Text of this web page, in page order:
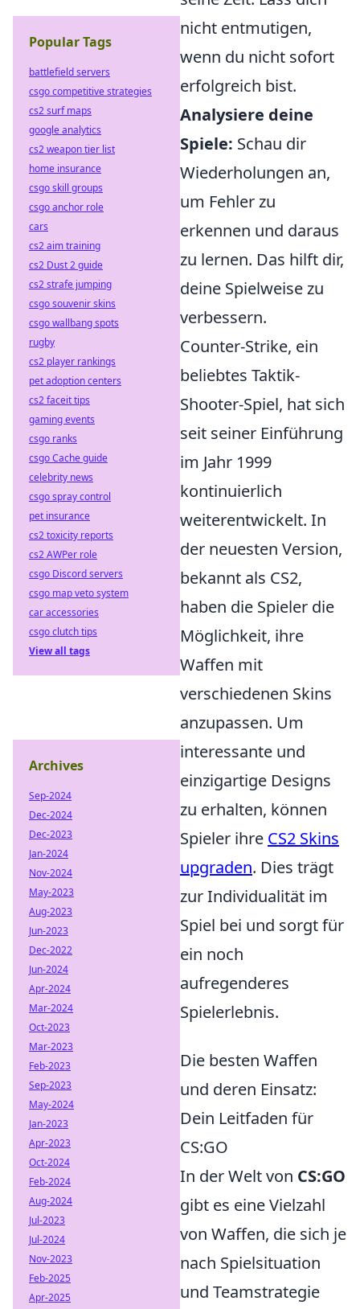
nicht entmutigen,
wenn du nicht sofort
erfolgreich bist.
Analysiere deine
Spiele: Schau dir
Wiederholungen an,
um Fehler zu
erkennen und daraus
zu lernen. Das hilft dir,
deine Spielweise zu
verbessern.
Counter-Strike, ein
beliebtes Taktik-
Shooter-Spiel, hat sich
seit seiner Einführung
im Jahr 1999
kontinuierlich
weiterentwickelt. In
der neuesten Version,
bekannt als CS2,
haben die Spieler die
Möglichkeit, ihre
Waffen mit
verschiedenen Skins
anzupassen. Um
interessante und
einzigartige Designs
zu erhalten, können
Spieler ihre CS2 Skins
upgraden. Dies trägt
zur Individualität im
Spiel bei und sorgt für
ein noch
aufregenderes
Spielerlebnis.
Die besten Waffen
und deren Einsatz:
Dein Leitfaden für
CS:GO
In der Welt von CS:GO
gibt es eine Vielzahl
von Waffen, die sich je
nach Spielsituation
und Teamstrategie
Popular Tags
battlefield servers
csgo competitive strategies
cs2 surf maps
google analytics
cs2 weapon tier list
home insurance
csgo skill groups
csgo anchor role
cars
cs2 aim training
cs2 Dust 2 guide
cs2 strafe jumping
csgo souvenir skins
csgo wallbang spots
rugby
cs2 player rankings
pet adoption centers
cs2 faceit tips
gaming events
csgo ranks
csgo Cache guide
celebrity news
csgo spray control
pet insurance
cs2 toxicity reports
cs2 AWPer role
csgo Discord servers
csgo map veto system
car accessories
csgo clutch tips
View all tags
Archives
Sep-2024
Dec-2024
Dec-2023
Jan-2024
Nov-2024
May-2023
Aug-2023
Jun-2023
Dec-2022
Jun-2024
Apr-2024
Mar-2024
Oct-2023
Mar-2023
Feb-2023
Sep-2023
May-2024
Jan-2023
Apr-2023
Oct-2024
Feb-2024
Aug-2024
Jul-2023
Jul-2024
Nov-2023
Feb-2025
Apr-2025